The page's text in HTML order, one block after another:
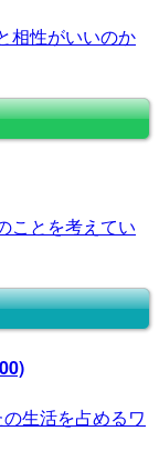
相性がいいのか
ことを考えてい
生活を占めるワ